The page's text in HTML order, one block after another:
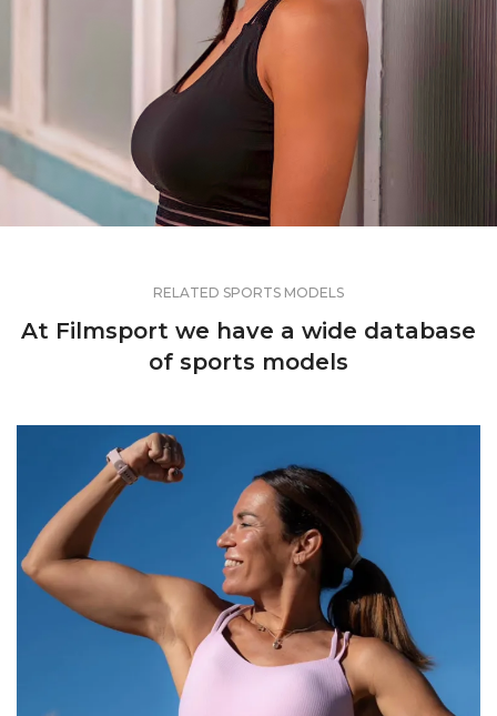
RELATED SPORTS MODELS
At Filmsport we have a wide database
of sports models